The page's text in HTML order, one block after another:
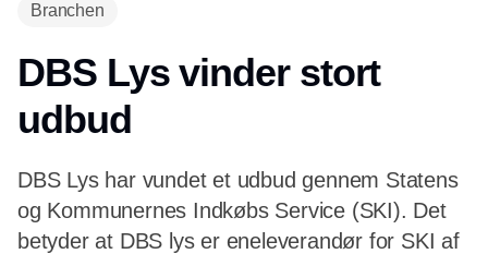
Branchen
DBS Lys vinder stort
udbud
DBS Lys har vundet et udbud gennem Statens
og Kommunernes Indkøbs Service (SKI). Det
betyder at DBS lys er eneleverandør for SKI af